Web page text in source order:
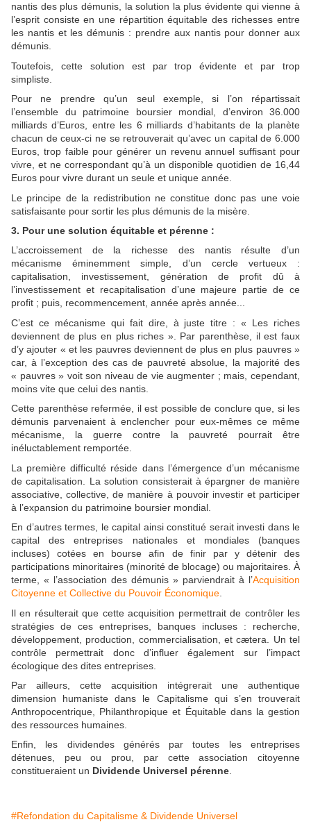
nantis des plus démunis, la solution la plus évidente qui vienne à
l’esprit consiste en une répartition équitable des richesses entre
les nantis et les démunis : prendre aux nantis pour donner aux
démunis.
Toutefois, cette solution est par trop évidente et par trop
simpliste.
Pour ne prendre qu’un seul exemple, si l’on répartissait
l’ensemble du patrimoine boursier mondial, d’environ 36.000
milliards d’Euros, entre les 6 milliards d’habitants de la planète
chacun de ceux-ci ne se retrouverait qu’avec un capital de 6.000
Euros, trop faible pour générer un revenu annuel suffisant pour
vivre, et ne correspondant qu’à un disponible quotidien de 16,44
Euros pour vivre durant un seule et unique année.
Le principe de la redistribution ne constitue donc pas une voie
satisfaisante pour sortir les plus démunis de la misère.
3. Pour une solution équitable et pérenne :
L’accroissement de la richesse des nantis résulte d’un
mécanisme éminemment simple, d’un cercle vertueux :
capitalisation, investissement, génération de profit dû à
l’investissement et recapitalisation d’une majeure partie de ce
profit ; puis, recommencement, année après année...
C’est ce mécanisme qui fait dire, à juste titre : « Les riches
deviennent de plus en plus riches ». Par parenthèse, il est faux
d’y ajouter « et les pauvres deviennent de plus en plus pauvres »
car, à l’exception des cas de pauvreté absolue, la majorité des
« pauvres » voit son niveau de vie augmenter ; mais, cependant,
moins vite que celui des nantis.
Cette parenthèse refermée, il est possible de conclure que, si les
démunis parvenaient à enclencher pour eux-mêmes ce même
mécanisme, la guerre contre la pauvreté pourrait être
inéluctablement remportée.
La première difficulté réside dans l’émergence d’un mécanisme
de capitalisation. La solution consisterait à épargner de manière
associative, collective, de manière à pouvoir investir et participer
à l’expansion du patrimoine boursier mondial.
En d’autres termes, le capital ainsi constitué serait investi dans le
capital des entreprises nationales et mondiales (banques
incluses) cotées en bourse afin de finir par y détenir des
participations minoritaires (minorité de blocage) ou majoritaires. À
terme, « l’association des démunis » parviendrait à l’Acquisition
Citoyenne et Collective du Pouvoir Économique
Il en résulterait que cette acquisition permettrait de contrôler les
stratégies de ces entreprises, banques incluses : recherche,
développement, production, commercialisation, et cætera. Un tel
contrôle permettrait donc d’influer également sur l’impact
écologique des dites entreprises.
Par ailleurs, cette acquisition intégrerait une authentique
dimension humaniste dans le Capitalisme qui s’en trouverait
Anthropocentrique, Philanthropique et Équitable dans la gestion
des ressources humaines.
Enfin, les dividendes générés par toutes les entreprises
détenues, peu ou prou, par cette association citoyenne
constitueraient un Dividende Universel pérenne.
#Refondation du Capitalisme & Dividende Universel